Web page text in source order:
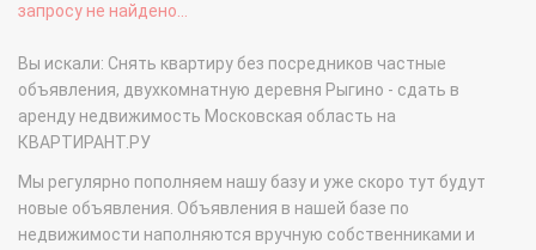
запросу не найдено...
Вы искали: Снять квартиру без посредников частные
объявления, двухкомнатную деревня Рыгино - сдать в
аренду недвижимость Московская область на
КВАРТИРАНТ.РУ
Мы регулярно пополняем нашу базу и уже скоро тут будут
новые объявления. Объявления в нашей базе по
недвижимости наполняются вручную собственниками и